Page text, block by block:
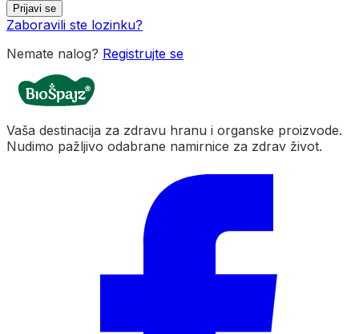
Prijavi se
Zaboravili ste lozinku?
Nemate nalog? Registrujte se
Vaša destinacija za zdravu hranu i organske proizvode.
Nudimo pažljivo odabrane namirnice za zdrav život.